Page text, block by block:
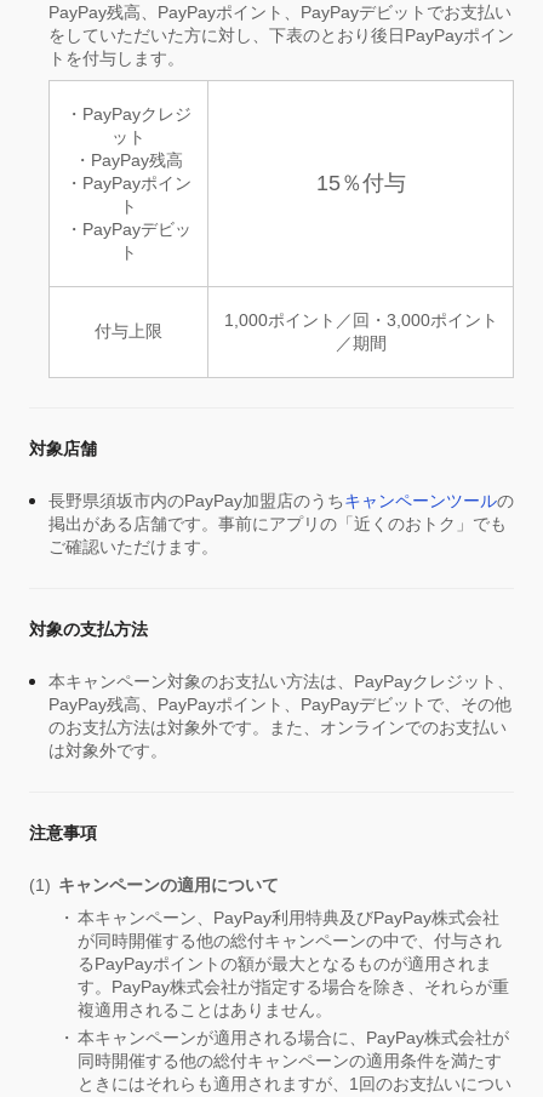
PayPay残高、PayPayポイント、PayPayデビットでお支払い
をしていただいた方に対し、下表のとおり後日PayPayポイン
トを付与します。
・PayPayクレジ
ット
・PayPay残高
・PayPayポイン
ト
・PayPayデビッ
ト
15％付与
付与上限
1,000ポイント／回・3,000ポイント
／期間
対象店舗
長野県須坂市内のPayPay加盟店のうちキャンペーンツールの
掲出がある店舗です。事前にアプリの「近くのおトク」でも
ご確認いただけます。
対象の支払方法
本キャンペーン対象のお支払い方法は、PayPayクレジット、
PayPay残高、PayPayポイント、PayPayデビットで、その他
のお支払方法は対象外です。また、オンラインでのお支払い
は対象外です。
注意事項
キャンペーンの適用について
本キャンペーン、PayPay利用特典及びPayPay株式会社
が同時開催する他の総付キャンペーンの中で、付与され
るPayPayポイントの額が最大となるものが適用されま
す。PayPay株式会社が指定する場合を除き、それらが重
複適用されることはありません。
本キャンペーンが適用される場合に、PayPay株式会社が
同時開催する他の総付キャンペーンの適用条件を満たす
ときにはそれらも適用されますが、1回のお支払いについ